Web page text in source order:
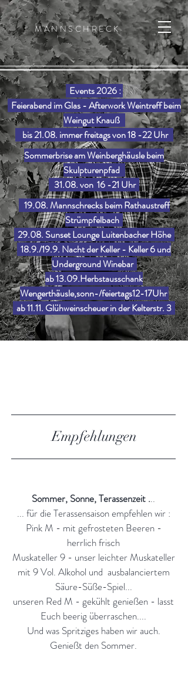
MANNSCHRECK
Events 2026 :
Feierabend im Glas - Afterwork Weintreff beim
Weingut Knauß
bis 21.08. immer freitags von 18 -22 Uhr
Sommerbrise am Weinberghäusle beim
Skulpturenpfad
31.08. von 16 -21 Uhr
19.08. Mannschrecks beim Rathaustreff
Strümpfelbach
29.08. Sunset Lounge Luitenbacher Höhe
18.9./19.9. Nacht der Keller - Keller 6 und
Underground Winebar
ab 13.09.Herbstausschank
Wengerthäusle,sonn-/feiertags12-17Uhr
ab 11.11. Glühweinscheuer in der Kelterstr. 3
Empfehlungen
Sommer, Sonne, Terassenzeit ...
... für die Terassensaison empfehlen wir :
Pink M - ​ mit gefrosteten Beeren -
herrlich frisch
Muskateller 9 - unser leichter Muskateller
mit 9 Vol. Alkohol und ausbalanciertem
Säure-Süße-Spiel...
unseren Red M - gekühlt genießen - lasst
Euch beerig überraschen....
Und was Spritziges haben wir auch.
Genießt den Sommer.